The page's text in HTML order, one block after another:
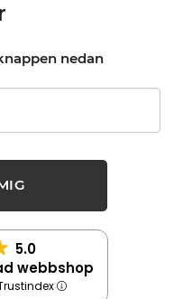
nedan
5.0
webbshop